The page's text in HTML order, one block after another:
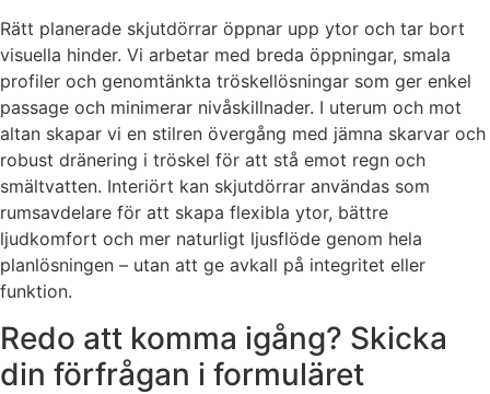
Rätt planerade skjutdörrar öppnar upp ytor och tar bort
visuella hinder. Vi arbetar med breda öppningar, smala
profiler och genomtänkta tröskellösningar som ger enkel
passage och minimerar nivåskillnader. I uterum och mot
altan skapar vi en stilren övergång med jämna skarvar och
robust dränering i tröskel för att stå emot regn och
smältvatten. Interiört kan skjutdörrar användas som
rumsavdelare för att skapa flexibla ytor, bättre
ljudkomfort och mer naturligt ljusflöde genom hela
planlösningen – utan att ge avkall på integritet eller
funktion.
Redo att komma igång? Skicka
din förfrågan i formuläret